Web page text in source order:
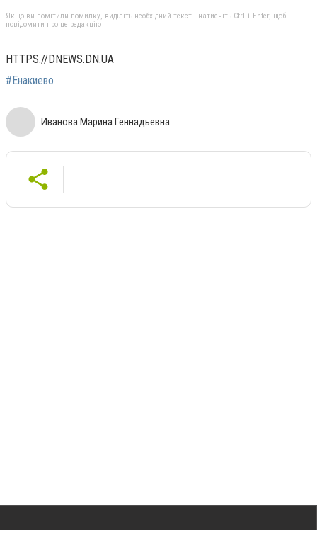
Якщо ви помітили помилку, виділіть необхідний текст і натисніть Ctrl + Enter, щоб
повідомити про це редакцію
HTTPS://DNEWS.DN.UA
#Енакиево
Иванова Марина Геннадьевна